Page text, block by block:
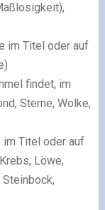
im Titel oder auf
findet, im
Sterne, Wolke,
Titel oder auf
Löwe,
Steinbock,